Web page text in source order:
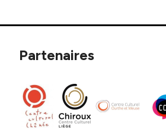
Partenaires